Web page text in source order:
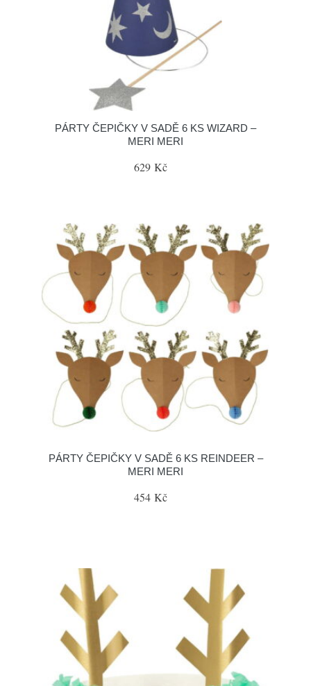
PÁRTY ČEPIČKY V SADĚ 6 KS WIZARD –
MERI MERI
629 Kč
PÁRTY ČEPIČKY V SADĚ 6 KS REINDEER –
MERI MERI
454 Kč